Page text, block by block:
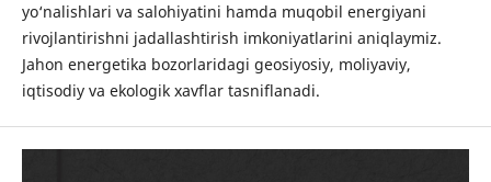
yo‘nalishlari va salohiyatini hamda muqobil energiyani
rivojlantirishni jadallashtirish imkoniyatlarini aniqlaymiz.
Jahon energetika bozorlaridagi geosiyosiy, moliyaviy,
iqtisodiy va ekologik xavflar tasniflanadi.